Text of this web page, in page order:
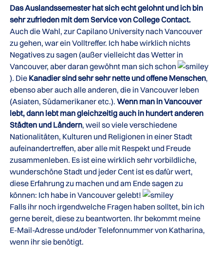
Das Auslandssemester hat sich echt gelohnt und ich bin
sehr zufrieden mit dem Service von College Contact.
Auch die Wahl, zur Capilano University nach Vancouver
zu gehen, war ein Volltreffer. Ich habe wirklich nichts
Negatives zu sagen (außer vielleicht das Wetter in
Vancouver, aber daran gewöhnt man sich schon
). Die Kanadier sind sehr sehr nette und offene Menschen,
ebenso aber auch alle anderen, die in Vancouver leben
(Asiaten, Südamerikaner etc.). Wenn man in Vancouver
lebt, dann lebt man gleichzeitig auch in hundert anderen
Städten und Ländern, weil so viele verschiedene
Nationalitäten, Kulturen und Religionen in einer Stadt
aufeinandertreffen, aber alle mit Respekt und Freude
zusammenleben. Es ist eine wirklich sehr vorbildliche,
wunderschöne Stadt und jeder Cent ist es dafür wert,
diese Erfahrung zu machen und am Ende sagen zu
können: Ich habe in Vancouver gelebt!
Falls ihr noch irgendwelche Fragen haben solltet, bin ich
gerne bereit, diese zu beantworten. Ihr bekommt meine
E-Mail-Adresse und/oder Telefonnummer von Katharina,
wenn ihr sie benötigt.